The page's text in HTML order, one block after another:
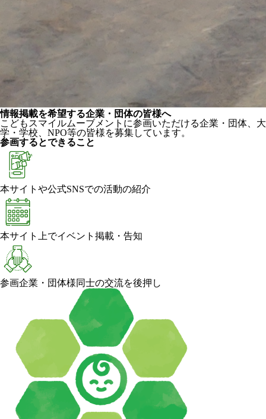
情報掲載を希望する企業・団体の皆様へ
こどもスマイルムーブメントに参画いただける企業・団体、大
学・学校、NPO等の皆様を募集しています。
参画するとできること
本サイトや公式SNSでの活動の紹介
本サイト上でイベント掲載・告知
参画企業・団体様同士の交流を後押し